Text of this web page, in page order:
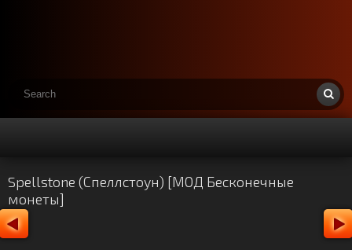
Spellstone (Спеллстоун) [МОД Бесконечные
монеты]